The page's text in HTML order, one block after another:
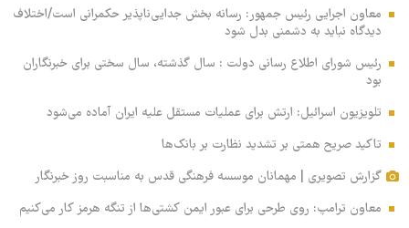
معاون اجرایی رئیس جمهور: رسانه بخش جدایی‌ناپذیر حکمرانی است/اختلاف
دیدگاه نباید به دشمنی بدل شود
رئیس شورای اطلاع رسانی دولت : سال گذشته، سال سختی برای خبرنگاران
بود
تلویزیون اسرائیل: ارتش برای عملیات مستقل علیه ایران آماده می‌شود
تاکید صریح همتی بر تشدید نظارت بر بانک‌ها
گزارش تصویری | مهمانان موسسه فرهنگی قدس به مناسبت روز خبرنگار
معاون ترامپ: روی طرحی برای عبور ایمن کشتی‌ها از تنگه هرمز کار می‌کنیم